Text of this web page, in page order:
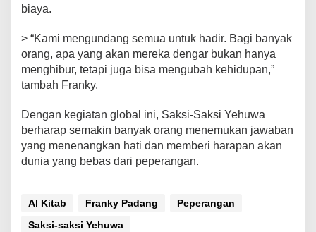
biaya.
> “Kami mengundang semua untuk hadir. Bagi banyak
orang, apa yang akan mereka dengar bukan hanya
menghibur, tetapi juga bisa mengubah kehidupan,”
tambah Franky.
Dengan kegiatan global ini, Saksi-Saksi Yehuwa
berharap semakin banyak orang menemukan jawaban
yang menenangkan hati dan memberi harapan akan
dunia yang bebas dari peperangan.
Al Kitab Franky Padang
Peperangan
Saksi-saksi Yehuwa